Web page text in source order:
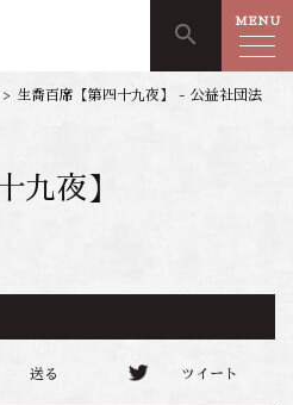
search MENU
> 生喬百席【第四十九夜】 - 公益社団法
九夜】
送る ツイート